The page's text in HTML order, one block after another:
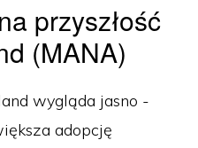
przyszłość
(MANA)
wygląda jasno -
adopcję